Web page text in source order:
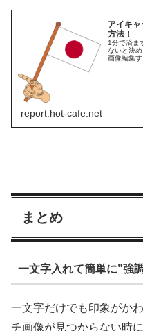
アイキ
方法！
1分で済ま
ないと決
画像編集
report.hot-cafe.net
まとめ
一文字入れて簡単に”強
一文字だけでも印象がか
チ画像が見つからない時